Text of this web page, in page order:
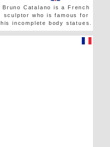
Bruno Catalano is a French
sculptor who is famous for
his incomplete body statues.